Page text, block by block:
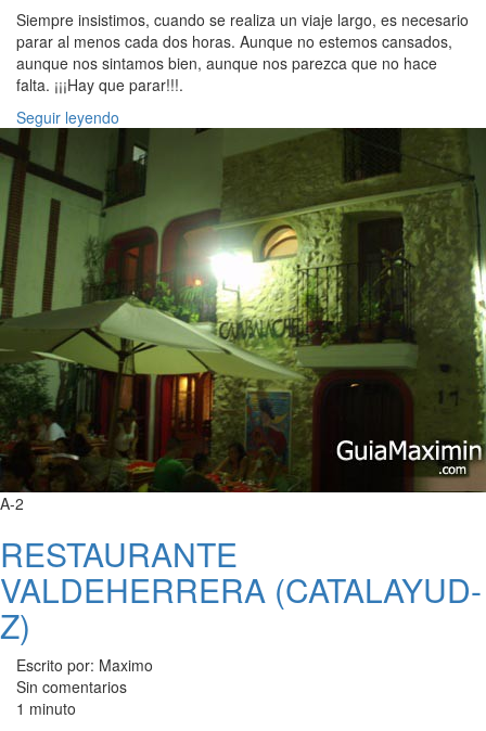
Siempre insistimos, cuando se realiza un viaje largo, es necesario
parar al menos cada dos horas. Aunque no estemos cansados,
aunque nos sintamos bien, aunque nos parezca que no hace
falta. ¡¡¡Hay que parar!!!.
Seguir leyendo
A-2
RESTAURANTE
VALDEHERRERA (CATALAYUD-
Z)
Escrito por: Maximo
Sin comentarios
1 minuto